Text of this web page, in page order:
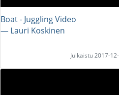
Boat - Juggling Video
― Lauri Koskinen
Julkaistu 2017-